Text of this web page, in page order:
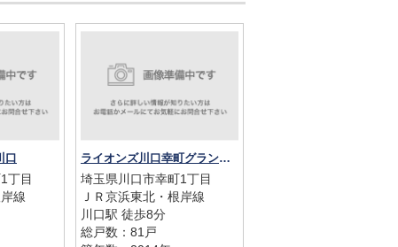
口
丁目
線
ライオンズ川口幸町グランフォート
埼玉県川口市幸町1丁目
ＪＲ京浜東北・根岸線
川口駅 徒歩8分
総戸数：81戸